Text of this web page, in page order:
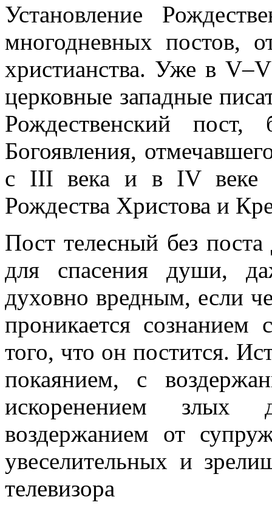
Установление
многодневных постов,
христианства. Уже в
церковные западные
Рождественский
Богоявления,
с III века и в IV веке
Рождества Христова и
Пост телесный без
для спасения души,
духовно вредным, если
проникается сознанием
того, что он постится.
покаянием, с
искоренением
воздержанием от
увеселительных и
телевизора